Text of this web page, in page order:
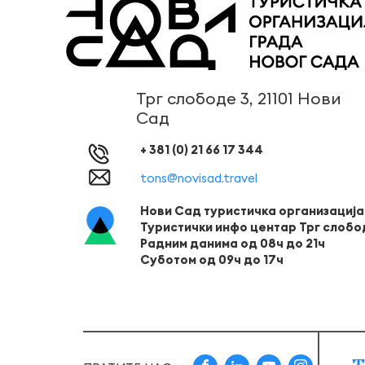
Трг слободе 3, 21101 Нови
Сад
+ 381 (0) 21 66 17 344
tons@novisad.travel
Нови Сад туристичка организација
Туристички инфо центар Трг
Радним данима од 08ч до 21ч
Суботом од 09ч до 17ч